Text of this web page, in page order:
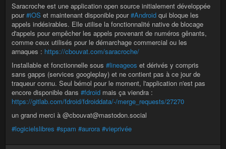
Saracroche est une application open source initialement développée
pour#iOS et maintenant disponible pour#Android qui bloque les
appels indésirables. Elle utilise la fonctionnalité native de blocage
d'appels pour empêcher les appels provenant de numéros gênants,
comme ceux utilisés pour le démarchage commercial ou les
arnaques : https://cbouvat.com/saracroche/
Installable et fonctionnelle sous #lineageos et dérivés y compris
sans gapps (services googleplay) et ne contient pas à ce jour de
traqueur connu. Seul bémol pour le moment, l'application n'est pas
encore disponible dans #fdroid mais ça viendra :
https://gitlab.com/fdroid/fdroiddata/-/merge_requests/27270
un grand merci à @cbouvat@mastodon.social
#logicielslibres #spam #aurora #vieprivée